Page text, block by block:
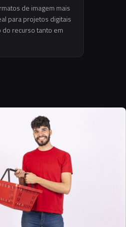
de imagem mais
para projetos digitais
recurso tanto em